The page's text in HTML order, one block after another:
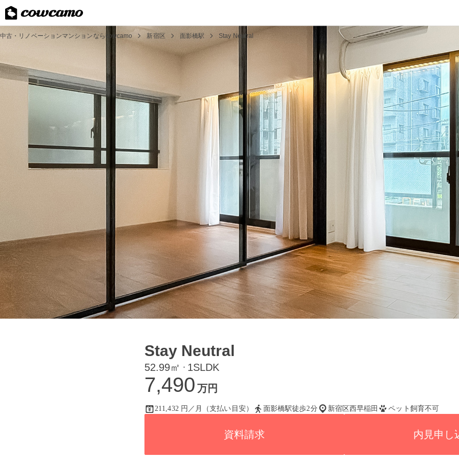
中古・リノベーションマンションならcowcamo 新宿区 面影橋駅 Stay Neutral
Stay Neutral
52.99㎡ ・ 1SLDK
7,490 万円
211,432 円／月（支払い目安） 面影橋駅徒歩2分 新宿区西早稲田 ペット飼育不可
資料請求 内見申し